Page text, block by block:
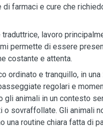
farmaci e cure che
lavoro
permette di essere
costante e attenta.
ordinato e tranquillo, in
regolari e
gli animali in un contesto
sovraffollate. Gli animali
una routine chiara fatta di